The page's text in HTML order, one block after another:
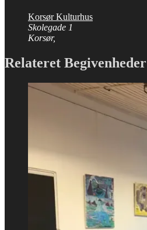
Korsør Kulturhus
Skolegade 1
Korsør,
Relateret Begivenheder